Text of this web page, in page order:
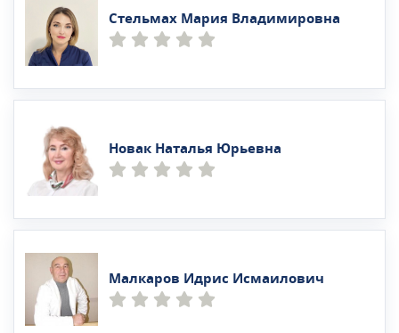
Стельмах Мария Владимировна
Новак Наталья Юрьевна
Малкаров Идрис Исмаилович